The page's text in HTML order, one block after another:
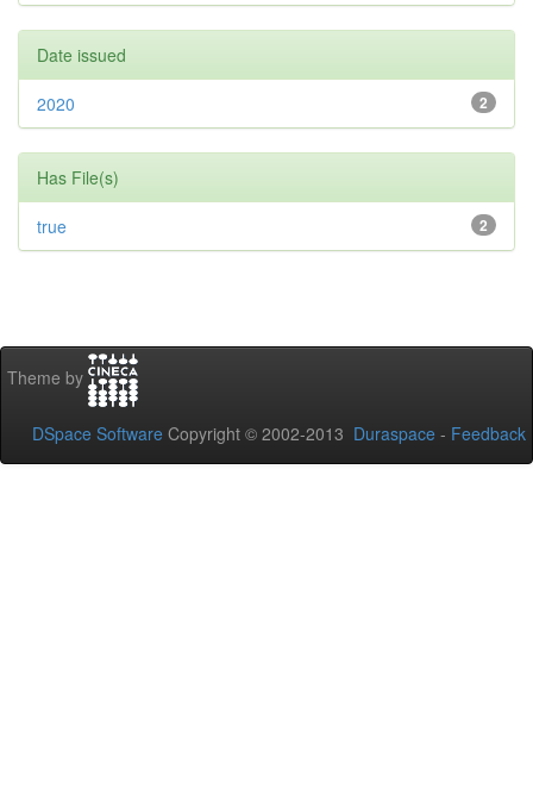
Date issued
2
2020
Has File(s)
2
true
Theme by
DSpace Software Copyright © 2002-2013 Duraspace - Feedback